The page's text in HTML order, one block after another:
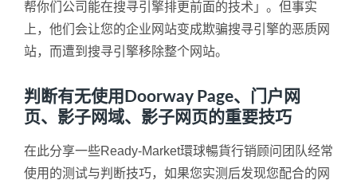
帮你们公司能在搜寻引擎排更前面的技术」。但事实
上，他们会让您的企业网站变成欺骗搜寻引擎的恶质网
站，而遭到搜寻引擎移除整个网站。
判断有无使用Doorway Page、门户网
页、影子网域、影子网页的重要技巧
在此分享一些Ready-Market環球暢貨行销顾问团队经常
使用的测试与判断技巧，如果您实测后发现您配合的网